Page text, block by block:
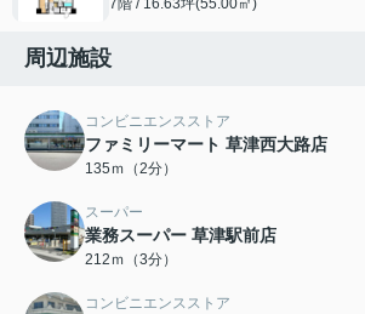
周辺施設
コンビニエンスストア
ファミリーマート 草津西大路店
135ｍ（2分）
スーパー
業務スーパー 草津駅前店
212ｍ（3分）
コンビニエンスストア